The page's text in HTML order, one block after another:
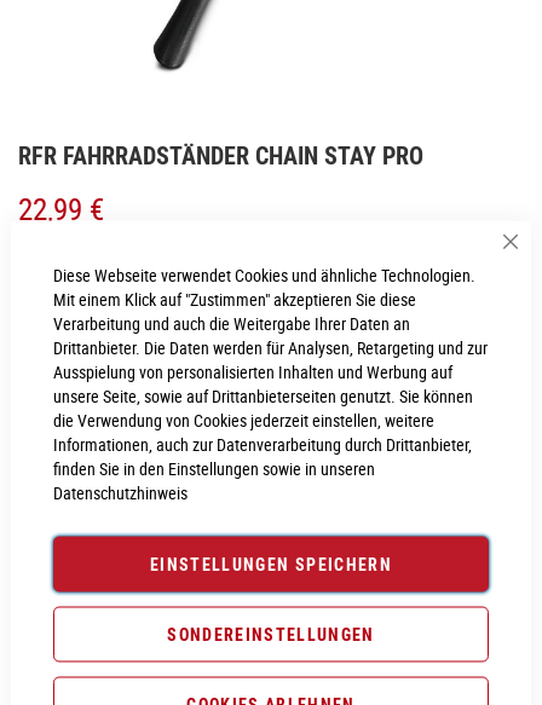
Diese Webseite verwendet Cookies und ähnliche Technologien.
Mit einem Klick auf "Zustimmen" akzeptieren Sie diese
Verarbeitung und auch die Weitergabe Ihrer Daten an
Drittanbieter. Die Daten werden für Analysen, Retargeting und zur
Ausspielung von personalisierten Inhalten und Werbung auf
unsere Seite, sowie auf Drittanbieterseiten genutzt. Sie können
die Verwendung von Cookies jederzeit einstellen, weitere
Informationen, auch zur Datenverarbeitung durch Drittanbieter,
finden Sie in den Einstellungen sowie in unseren
Datenschutzhinweis
EINSTELLUNGEN SPEICHERN
SONDEREINSTELLUNGEN
Anfang
Bildgalerie
RFR FAHRRADSTÄNDER CHAIN STAY PRO
22,99 €
LIEFERZEIT
3 - 4 Werktage
IN DEN WARENKORB
Produktanfrage stellen